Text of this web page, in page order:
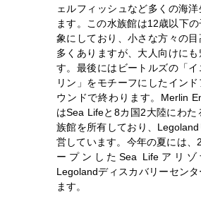
ェルフィッシュなど多くの海
ます。この水族館は12歳以下
象にしており、小さな方々の
多くありますが、大人向けにも
す。最後にはビートルズの「
リン」をモチーフにしたイン
ウンドで終わります。Merlin
はSea Lifeと8カ国2大陸にわた
族館を所有しており、
営しています。今年の夏には、
ープンしたSea Lifeアリゾ
Legolandディスカバリーセン
ます。